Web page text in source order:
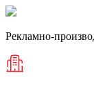
Рекламно-